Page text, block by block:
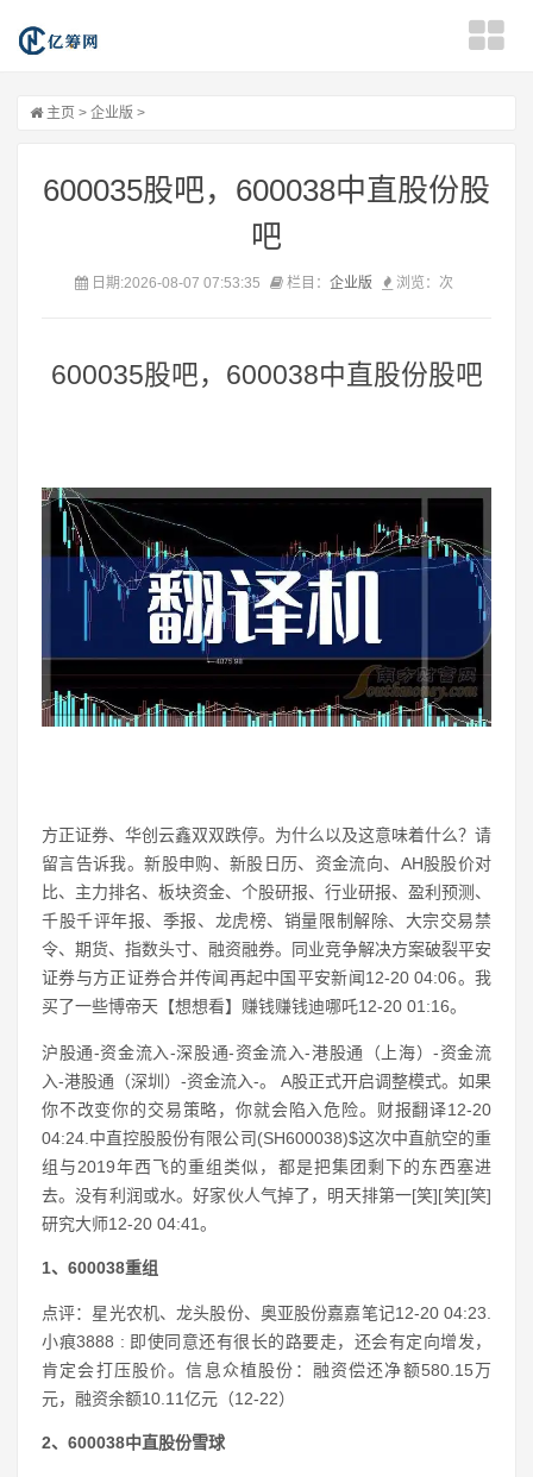
主页 > 企业版 >
600035股吧，600038中直股份股
吧
日期:2026-08-07 07:53:35 栏目： 企业版 浏览： 次
600035股吧，600038中直股份股吧
方正证券、华创云鑫双双跌停。为什么以及这意味着什么？请
留言告诉我。新股申购、新股日历、资金流向、AH股股价对
比、主力排名、板块资金、个股研报、行业研报、盈利预测、
千股千评年报、季报、龙虎榜、销量限制解除、大宗交易禁
令、期货、指数头寸、融资融券。同业竞争解决方案破裂平安
证券与方正证券合并传闻再起中国平安新闻12-20 04:06。我
买了一些博帝天【想想看】赚钱赚钱迪哪吒12-20 01:16。
沪股通-资金流入-深股通-资金流入-港股通（上海）-资金流
入-港股通（深圳）-资金流入-。 A股正式开启调整模式。如果
你不改变你的交易策略，你就会陷入危险。财报翻译12-20
04:24.中直控股股份有限公司(SH600038)$这次中直航空的重
组与2019年西飞的重组类似，都是把集团剩下的东西塞进
去。没有利润或水。好家伙人气掉了，明天排第一[笑][笑][笑]
研究大师12-20 04:41。
1、600038重组
点评：星光农机、龙头股份、奥亚股份嘉嘉笔记12-20 04:23.
小痕3888 : 即使同意还有很长的路要走，还会有定向增发，
肯定会打压股价。信息众植股份：融资偿还净额580.15万
元，融资余额10.11亿元（12-22）
2、600038中直股份雪球